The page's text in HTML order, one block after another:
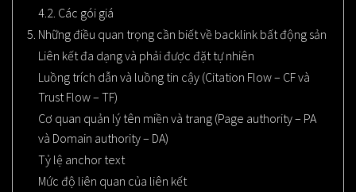
4.2. Các gói giá
5. Những điều quan trọng cần biết về backlink bất động sản
Liên kết đa dạng và phải được đặt tự nhiên
Luồng trích dẫn và luồng tin cậy (Citation Flow – CF và
Trust Flow – TF)
Cơ quan quản lý tên miền và trang (Page authority – PA
và Domain authority – DA)
Tỷ lệ anchor text
Mức độ liên quan của liên kết